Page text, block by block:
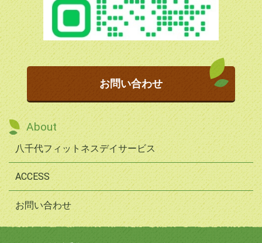
お問い合わせ
About
八千代フィットネスデイサービス
ACCESS
お問い合わせ